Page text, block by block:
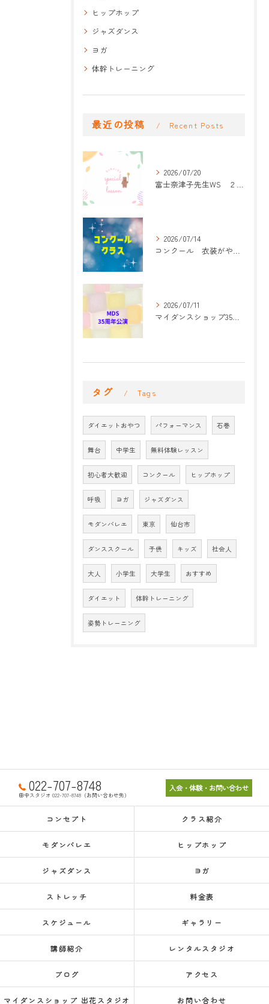
ヒップホップ
ジャズダンス
ヨガ
体幹トレーニング
最近の投稿 Recent Posts
2026/07/20
2026/07/14
2026/07/11
タグ Tags
ダイエットおやつ パフォーマンス 石巻
舞台 中学生 無料体験レッスン
初心者大歓迎 コンクール ヒップホップ
呼吸 ヨガ ジャズダンス
モダンバレエ 東京 仙台市
ダンススクール 子供 キッズ 社会人
大人 小学生 大学生 おすすめ
ダイエット 体幹トレーニング
姿勢トレーニング
022-707-8748
田中スタジオ 022-707-8748（お問い合わせ先）
入会・体験・お問い合わせ
コンセプト クラス紹介
モダンバレエ ヒップホップ
ジャズダンス ヨガ
ストレッチ 料金表
スケジュール ギャラリー
講師紹介 レンタルスタジオ
ブログ アクセス
マイダンスショップ 出花スタジオ お問い合わせ